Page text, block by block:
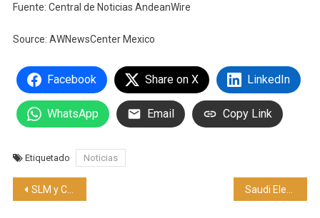
Fuente: Central de Noticias AndeanWire
Source: AWNewsCenter Mexico
Facebook Share on X LinkedIn
WhatsApp Email Copy Link
Etiquetado Noticias
Navegación
SLM y Criptolat llevan su visión al Fintech Summit Americas 2025 de la mano de Gonzalo Araújo C